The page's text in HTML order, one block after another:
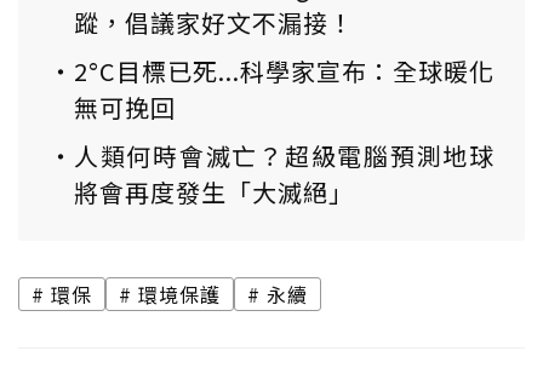
蹤，倡議家好文不漏接！
2°C目標已死...科學家宣布：全球暖化
無可挽回
人類何時會滅亡？超級電腦預測地球
將會再度發生「大滅絕」
環保 環境保護 永續